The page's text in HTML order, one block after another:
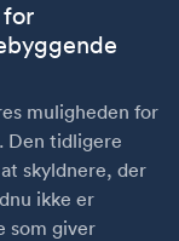
for
muligheden for
Den tidligere
skyldnere, der
ikke er
som giver